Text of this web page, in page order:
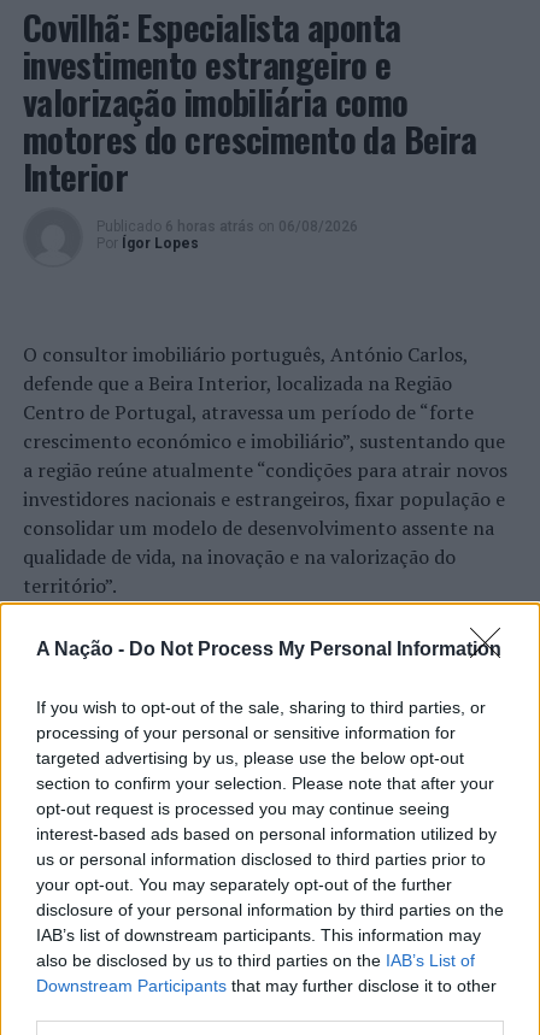
A Nação - Do Not Process My Personal Information
If you wish to opt-out of the sale, sharing to third parties, or
processing of your personal or sensitive information for
targeted advertising by us, please use the below opt-out
section to confirm your selection. Please note that after your
opt-out request is processed you may continue seeing
interest-based ads based on personal information utilized by
us or personal information disclosed to third parties prior to
your opt-out. You may separately opt-out of the further
disclosure of your personal information by third parties on the
IAB’s list of downstream participants. This information may
also be disclosed by us to third parties on the IAB’s List of
Downstream Participants that may further disclose it to other
assegurar a remoção ou verificar a regularidade da
situação de armas, seus componentes ou munições,
reduzindo o risco de prática de infrações que a estas se
encontrem habitualmente associadas;
4. Detetar, identificar e deter eventuais autores de ações
criminosas de tráfico de droga, roubos, furtos e outros
A Operação Verão Seguro decorre entre os dias 16 de
junho e 5 de setembro.
Foto: DR.
TÓPICOS RELACIONADOS: CASCAIS
CRIMINALIDADE
PRÓXIMO
Distrito de Lisboa: PSP faz 27 detenções nas últimas 24
horas
Madeira: PSP regista 61 acidentes de viação entre 29 de
julho e 04 de agosto
Covilhã: Especialista aponta
investimento estrangeiro e
valorização imobiliária como
motores do crescimento da Beira
Interior
Publicado 6 horas atrás on 06/08/2026
Por
Ígor Lopes
O consultor imobiliário português, António Carlos,
defende que a Beira Interior, localizada na Região
Centro de Portugal, atravessa um período de “forte
crescimento económico e imobiliário”, sustentando que
a região reúne atualmente “condições para atrair novos
investidores nacionais e estrangeiros, fixar população e
consolidar um modelo de desenvolvimento assente na
qualidade de vida, na inovação e na valorização do
território”.
Incomparáveis no âmbito de mais uma edição da Feira de
na Covilhã, sendo considerada um dos mais antigos
certames populares de Portugal. Com origens medievais
e realizada anualmente na “Cidade Neve”, a feira conjuga
tradição, atividade económica, comércio, gastronomia,
animação cultural e divulgação empresarial,
constituindo um dos principais momentos de promoção
do município e da Beira Interior.
Para António Carlos, o crescimento alcançado ao longo
dos últimos anos representa o cumprimento dos
objetivos que traçou quando iniciou o seu percurso no
setor imobiliário. O empresário considera que o
CONTINUAR A LER
ATUALIDADE
Rio de Janeiro: Governo do Estado
propõe parceria com a FUNCEX para
“reforçar inteligência sobre